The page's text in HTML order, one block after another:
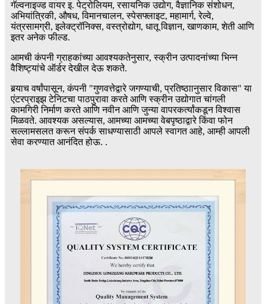
गॅल्वनाइज्ड वायर इ. पेट्रोलियम, रसायनिक उद्योग, वैज्ञानिक संशोधन,
अभियांत्रिकी, औषध, विमानचालन, स्पेसफ्लाइट, महामार्ग, रेल्वे,
यंत्रसामग्री, इलेक्ट्रॉनिक्स, वस्त्रोद्योग, धातू विज्ञान, खाणकाम, शेती आणि
इतर अनेक फील्ड.
आमची कंपनी ग्राहकांच्या आवश्यकतेनुसार, स्क्रीन उत्पादनांच्या भिन्न
वैशिष्ट्यांचे ऑर्डर देखील देऊ शकते.
बर्‍याच वर्षांपासून, कंपनी "गुणवत्तेद्वारे जगण्याची, प्रतिष्ठाानुसार विकास" या
एंटरप्राइझ टेनिटचा पाठपुरावा करते आणि स्क्रीन उद्योगात चांगली
कामगिरी निर्माण करते आणि नवीन आणि जुन्या वापरकर्त्यांकडून विश्वास
मिळवते. आवश्यक असल्यास, आमच्या आमच्या वेबपृष्ठाद्वारे किंवा फोन
सल्लामसलत करून संपर्क साधण्यासाठी आपले स्वागत आहे, आम्ही आपली
सेवा करण्यात आनंदित होऊ. .